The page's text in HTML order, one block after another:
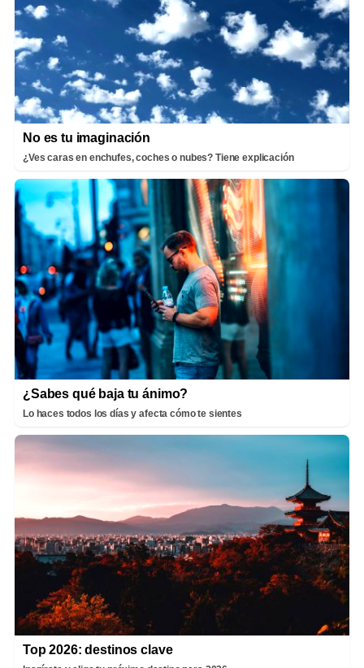
No es tu imaginación
¿Ves caras en enchufes, coches o nubes? Tiene explicación
¿Sabes qué baja tu ánimo?
Lo haces todos los días y afecta cómo te sientes
Top 2026: destinos clave